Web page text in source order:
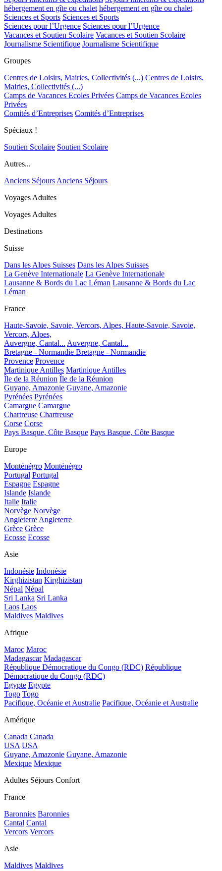
hébergement en gîte ou chalet hébergement en gîte ou chalet
Sciences et Sports Sciences et Sports
Sciences pour l’Urgence Sciences pour l’Urgence
Vacances et Soutien Scolaire Vacances et Soutien Scolaire
Journalisme Scientifique Journalisme Scientifique
Groupes
Centres de Loisirs, Mairies, Collectivités (...) Centres de Loisirs,
Mairies, Collectivités (...)
Camps de Vacances Ecoles Privées Camps de Vacances Ecoles
Privées
Comités d’Entreprises Comités d’Entreprises
Spéciaux !
Soutien Scolaire Soutien Scolaire
Autres...
Anciens Séjours Anciens Séjours
Voyages Adultes
Voyages Adultes
Destinations
Suisse
Dans les Alpes Suisses Dans les Alpes Suisses
La Genève Internationale La Genève Internationale
Lausanne & Bords du Lac Léman Lausanne & Bords du Lac
Léman
France
Haute-Savoie, Savoie, Vercors, Alpes, Haute-Savoie, Savoie,
Vercors, Alpes,
Auvergne, Cantal... Auvergne, Cantal...
Bretagne - Normandie Bretagne - Normandie
Provence Provence
Martinique Antilles Martinique Antilles
Île de la Réunion Île de la Réunion
Guyane, Amazonie Guyane, Amazonie
Pyrénées Pyrénées
Camargue Camargue
Chartreuse Chartreuse
Corse Corse
Pays Basque, Côte Basque Pays Basque, Côte Basque
Europe
Monténégro Monténégro
Portugal Portugal
Espagne Espagne
Islande Islande
Italie Italie
Norvège Norvège
Angleterre Angleterre
Grèce Grèce
Ecosse Ecosse
Asie
Indonésie Indonésie
Kirghizistan Kirghizistan
Népal Népal
Sri Lanka Sri Lanka
Laos Laos
Maldives Maldives
Afrique
Maroc Maroc
Madagascar Madagascar
République Démocratique du Congo (RDC) République
Démocratique du Congo (RDC)
Egypte Egypte
Togo Togo
Pacifique, Océanie et Australie Pacifique, Océanie et Australie
Amérique
Canada Canada
USA USA
Guyane, Amazonie Guyane, Amazonie
Mexique Mexique
Adultes Séjours Confort
France
Baronnies Baronnies
Cantal Cantal
Vercors Vercors
Asie
Maldives Maldives